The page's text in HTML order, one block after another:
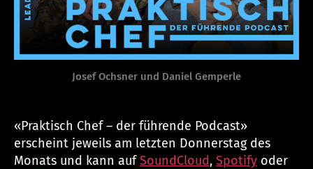
Josef Ochsner und Daniel Gemperle
«Praktisch Chef – der führende Podcast»
erscheint jeweils am letzten Donnerstag des
Monats und kann aufSoundCloud, Spotify oder